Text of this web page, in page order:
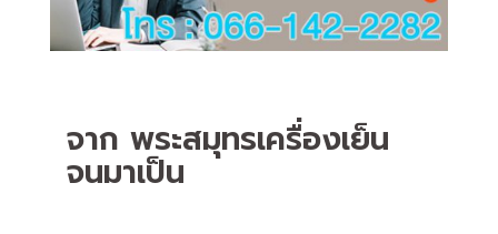
จาก พระสมุทรเครื่องเย็น
จนมาเป็น